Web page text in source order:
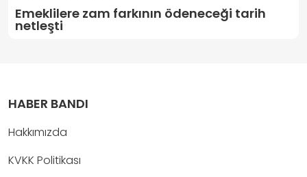
Emeklilere zam farkının ödeneceği tarih
netleşti
HABER BANDI
Hakkımızda
KVKK Politikası